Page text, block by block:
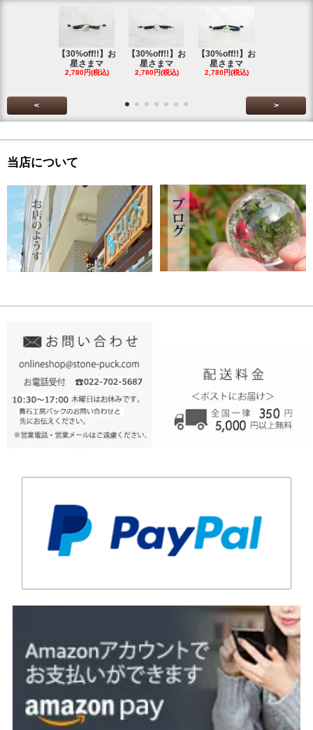
【30%off!!】お
星さまマ
2,780円(税込)
【30%off!!】お
星さまマ
2,780円(税込)
【30%off!!】お
星さまマ
2,780円(税込)
< >
当店について